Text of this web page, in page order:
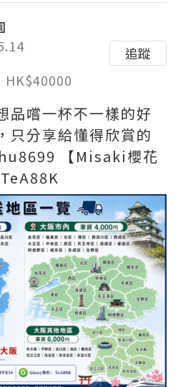
HK$40000
追蹤
品嚐一杯不一樣的好
只分享給懂得欣賞的
【Misaki櫻花